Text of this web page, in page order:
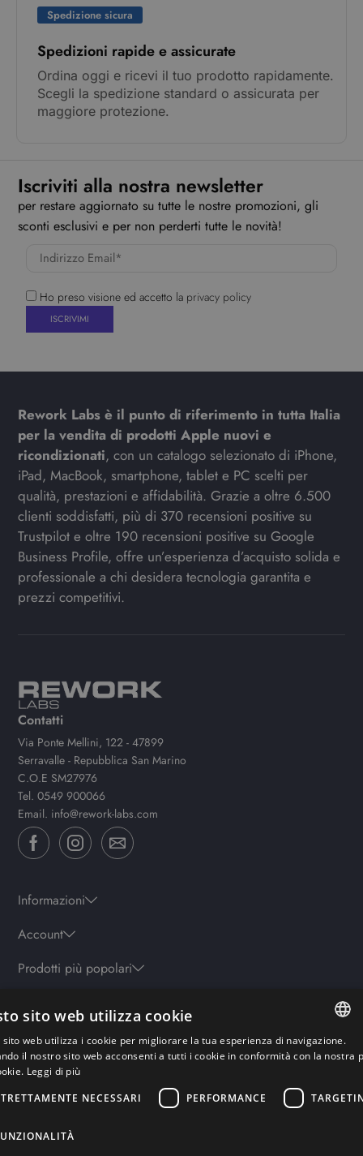
Spedizione sicura
Spedizioni rapide e assicurate
Ordina oggi e ricevi il tuo prodotto rapidamente.
Scegli la spedizione standard o assicurata per
maggiore protezione.
Iscriviti alla nostra newsletter
per restare aggiornato su tutte le nostre promozioni, gli
sconti esclusivi e per non perderti tutte le novità!
Ho preso visione ed accetto la privacy policy
Rework Labs è il punto di riferimento in tutta Italia
per la vendita di prodotti Apple nuovi e
ricondizionati, con un catalogo selezionato di iPhone,
iPad, MacBook, smartphone, tablet e PC scelti per
qualità, prestazioni e affidabilità. Grazie a oltre 6.500
clienti soddisfatti, più di 370 recensioni positive su
Trustpilot e oltre 190 recensioni positive su Google
Business Profile, offre un’esperienza d’acquisto solida e
professionale a chi desidera tecnologia garantita e
prezzi competitivi.
Contatti
Via Ponte Mellini, 122 - 47899
Serravalle - Repubblica San Marino
C.O.E SM27976
Tel.0549 900066
Email. info@rework-labs.com
Informazioni
Account
Prodotti più popolari
Orari
Lun-ven: 9.30-19.30 - Sab: 10-13 | 15.30-19.30 - Domenica: chiuso
Pagamenti sicuri
ITALIAN
GERMAN
sito web utilizza cookie
sito web utilizza i cookie per migliorare la tua esperienza di navigazione.
il nostro sito web acconsenti a tutti i cookie in conformità con la nostra
Leggi di più
NECESSARI
PERFORMANCE